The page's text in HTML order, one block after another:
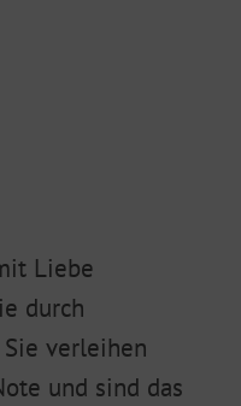
Liebe
durch
verleihen
und sind das